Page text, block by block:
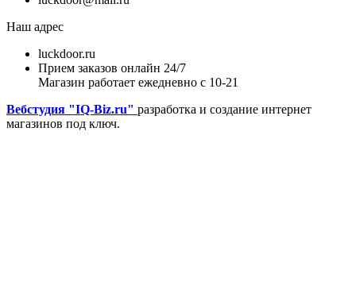
Наш адрес
luckdoor.ru
Прием заказов онлайн 24/7
Магазин работает ежедневно с 10-21
Вебстудия "IQ-Biz.ru" разработка и создание интернет
магазинов под ключ.